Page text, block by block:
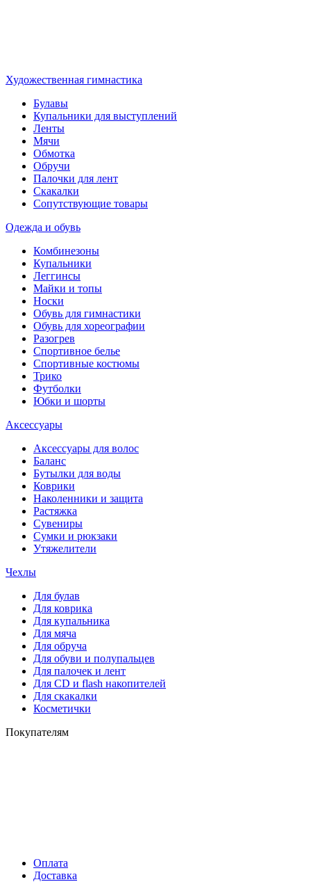
Художественная гимнастика
Булавы
Купальники для выступлений
Ленты
Мячи
Обмотка
Обручи
Палочки для лент
Скакалки
Сопутствующие товары
Одежда и обувь
Комбинезоны
Купальники
Леггинсы
Майки и топы
Носки
Обувь для гимнастики
Обувь для хореографии
Разогрев
Спортивное белье
Спортивные костюмы
Трико
Футболки
Юбки и шорты
Аксессуары
Аксессуары для волос
Баланс
Бутылки для воды
Коврики
Наколенники и защита
Растяжка
Сувениры
Сумки и рюкзаки
Утяжелители
Чехлы
Для булав
Для коврика
Для купальника
Для мяча
Для обруча
Для обуви и полупальцев
Для палочек и лент
Для СD и flash накопителей
Для скакалки
Косметички
Покупателям
Оплата
Доставка